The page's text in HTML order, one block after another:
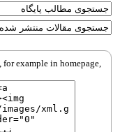
for example in homepage,